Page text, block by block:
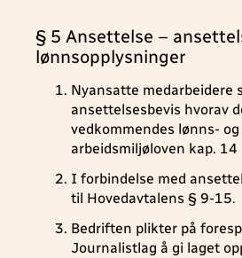
§ 5 Ansettelse –
lønnsopplysninger
Nyansatte medarbeidere
ansettelsesbevis hvorav
vedkommendes lønns-
arbeidsmiljøloven kap. 14
I forbindelse med
til Hovedavtalens § 9-15.
Bedriften plikter på
Journalistlag å gi laget